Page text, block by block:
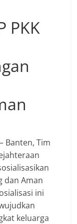
PKK
– Banten, Tim
dan Aman
ini
keluarga